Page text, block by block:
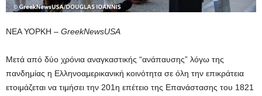
ΝΕΑ ΥΟΡΚΗ – GreekNewsUSA
Μετά από δύο χρόνια αναγκαστικής “ανάπαυσης” λόγω της
πανδημίας η Ελληνοαμερικανική κοινότητα σε όλη την επικράτεια
ετοιμάζεται να τιμήσει την 201η επέτειο της Επανάστασης του 1821